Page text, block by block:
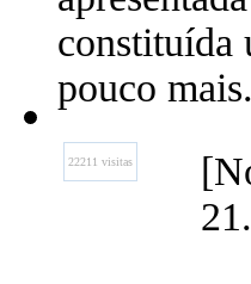
constituída
pouco mais.
22211 visitas